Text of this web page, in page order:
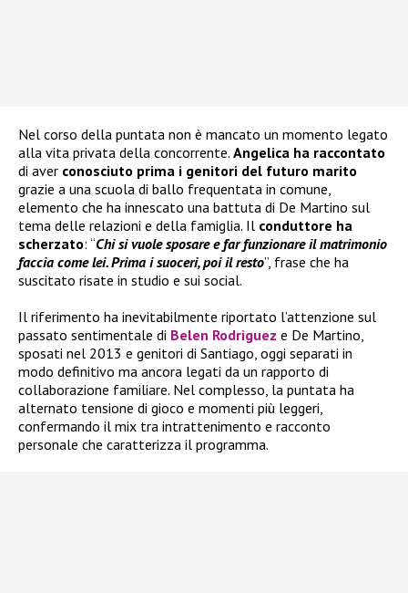
Nel corso della puntata non è mancato un momento legato
alla vita privata della concorrente. Angelica ha raccontato
di aver conosciuto prima i genitori del futuro marito
grazie a una scuola di ballo frequentata in comune,
elemento che ha innescato una battuta di De Martino sul
tema delle relazioni e della famiglia. Il conduttore ha
scherzato: “Chi si vuole sposare e far funzionare il matrimonio
faccia come lei. Prima i suoceri, poi il resto”, frase che ha
suscitato risate in studio e sui social.
Il riferimento ha inevitabilmente riportato l’attenzione sul
passato sentimentale di Belen Rodriguez e De Martino,
sposati nel 2013 e genitori di Santiago, oggi separati in
modo definitivo ma ancora legati da un rapporto di
collaborazione familiare. Nel complesso, la puntata ha
alternato tensione di gioco e momenti più leggeri,
confermando il mix tra intrattenimento e racconto
personale che caratterizza il programma.